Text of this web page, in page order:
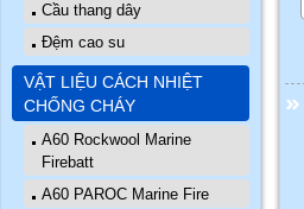
Cầu thang dây
Đệm cao su
VẬT LIỆU CÁCH NHIỆT
CHỐNG CHÁY
A60 Rockwool Marine
Firebatt
A60 PAROC Marine Fire